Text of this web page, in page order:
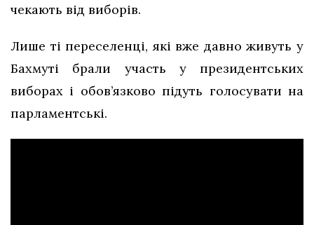
чекають від виборів.
Лише ті переселенці, які вже давно живуть у
Бахмуті брали участь у президентських
виборах і обов’язково підуть голосувати на
парламентські.